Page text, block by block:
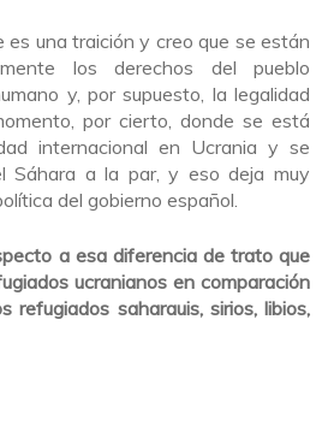
es una traición y creo que se están
los derechos del pueblo
y, por supuesto, la legalidad
por cierto, donde se está
internacional en Ucrania y se
Sáhara a la par, y eso deja muy
del gobierno español.
a esa diferencia de trato que
ucranianos en comparación
refugiados saharauis, sirios, libios,